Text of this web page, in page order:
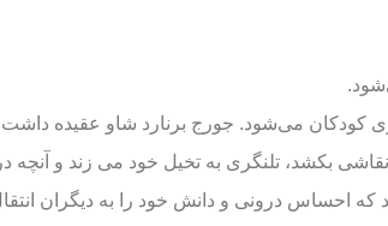
کودکان می‌شود. جورج برنارد شاو عقیده
بکشد، تلنگری به تخیل خود می زند و آنچه
که احساس درونی و دانش خود را به دیگران